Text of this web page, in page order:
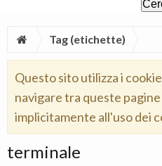
Tag (etichette)
Questo sito utilizza i
navigare tra queste
implicitamente all'uso dei
terminale